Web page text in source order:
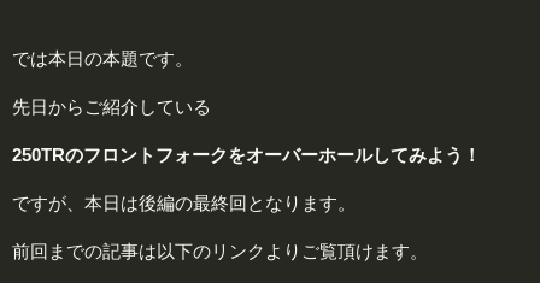
では本日の本題です。
先日からご紹介している
250TRのフロントフォークをオーバーホールしてみよう！
ですが、本日は後編の最終回となります。
前回までの記事は以下のリンクよりご覧頂けます。